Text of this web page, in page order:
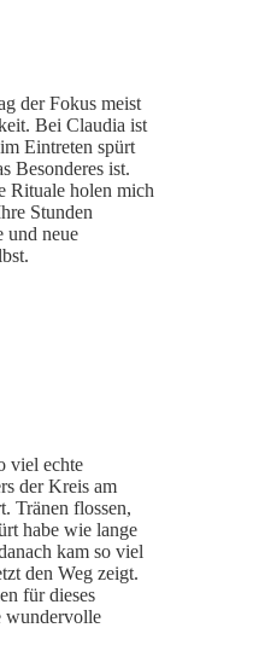
der Fokus meist
Bei Claudia ist
Eintreten spürt
Besonderes ist.
Rituale holen mich
Stunden
und neue
viel echte
der Kreis am
Tränen flossen,
habe wie lange
kam so viel
den Weg zeigt.
für dieses
wundervolle